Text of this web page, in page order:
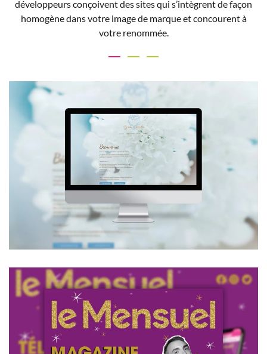
notre expertise digitale, nous inventons des campagnes
personnalisées, adaptées aux communautés de votre secteur
d’activité pour les inviter à s’engager dans vos projets.
Cequinouslie-mariage.com